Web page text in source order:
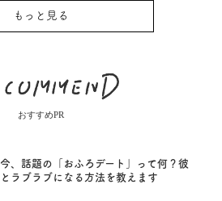
もっと見る
おすすめPR
今、話題の「おふろデート」って何？彼
とラブラブになる方法を教えます